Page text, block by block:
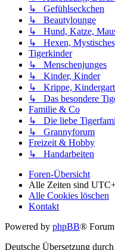
↳ Gefühlseckchen
↳ Beautylounge
↳ Hund, Katze,
↳ Hexen,
Tigerkinder
↳ Menschenjunges
↳ Kinder, Kinder
↳ Krippe,
↳ Das besondere
Familie & Co
↳ Die liebe
↳ Grannyforum
Freizeit & Hobby
↳ Handarbeiten
Foren-Übersicht
Alle Zeiten sind
Alle Cookies löschen
Kontakt
Powered by phpBB®
Deutsche Übersetzung durch